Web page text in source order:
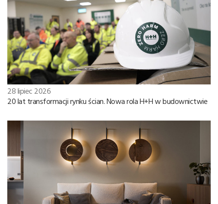
28 lipiec 2026
20 lat transformacji rynku ścian. Nowa rola H+H w budownictwie